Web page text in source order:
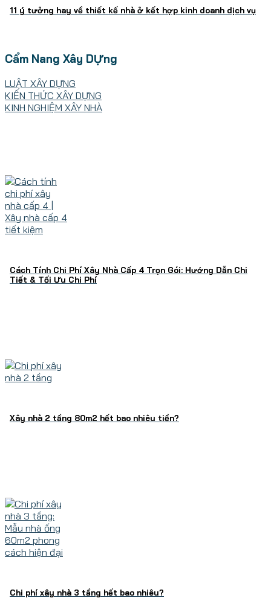
11 ý tưởng hay về thiết kế nhà ở kết hợp kinh doanh dịch vụ
Cẩm Nang Xây DỰng
LUẬT XÂY DỰNG
KIẾN THỨC XÂY DỰNG
KINH NGHIỆM XÂY NHÀ
Cách Tính Chi Phí Xây Nhà Cấp 4 Trọn Gói: Hướng Dẫn Chi
Tiết & Tối Ưu Chi Phí
Xây nhà 2 tầng 80m2 hết bao nhiêu tiền?
Chi phí xây nhà 3 tầng hết bao nhiêu?